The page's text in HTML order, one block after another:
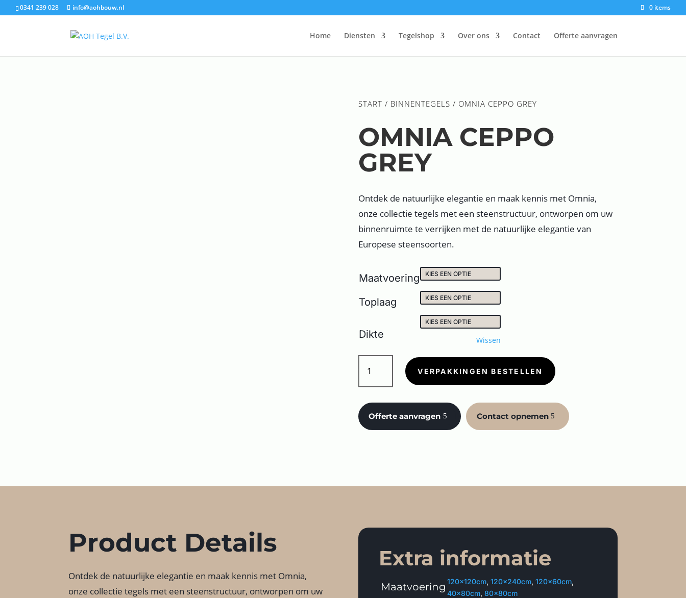
0341 239 028 info@aohbouw.nl 0 items
Home Diensten Tegelshop Over ons Contact Offerte aanvragen
START / BINNENTEGELS / OMNIA CEPPO GREY
OMNIA CEPPO
GREY
Ontdek de natuurlijke elegantie en maak kennis met Omnia,
onze collectie tegels met een steenstructuur, ontworpen om uw
binnenruimte te verrijken met de natuurlijke elegantie van
Europese steensoorten.
Maatvoering
Toplaag
Dikte Wissen
OMNIA
CEPPO
GREY
VERPAKKINGEN BESTELLEN
Offerte aanvragen Contact opnemen
Product Details
Ontdek de natuurlijke elegantie en maak kennis met Omnia,
onze collectie tegels met een steenstructuur, ontworpen om uw
Extra informatie
Maatvoering 120x120cm, 120x240cm, 120x60cm,
40x80cm, 80x80cm